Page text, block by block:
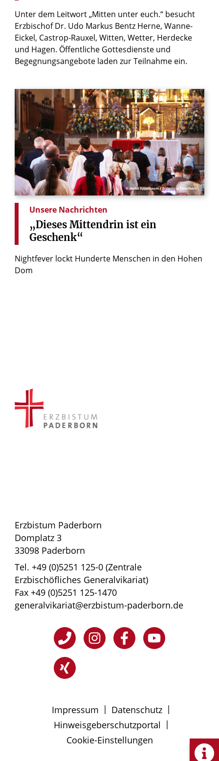
Unter dem Leitwort „Mitten unter euch.“ besucht
Erzbischof Dr. Udo Markus Bentz Herne, Wanne-
Eickel, Castrop-Rauxel, Witten, Wetter, Herdecke
und Hagen. Öffentliche Gottesdienste und
Begegnungsangebote laden zur Teilnahme ein.
© Heiko Appelbaum / Erzbistum Paderborn
Unsere Nachrichten
„Dieses Mittendrin ist ein
Geschenk“
Nightfever lockt Hunderte Menschen in den Hohen
Dom
Erzbistum Paderborn
Domplatz 3
33098 Paderborn
Tel. +49 (0)5251 125-0 (Zentrale
Erzbischöfliches Generalvikariat)
Fax +49 (0)5251 125-1470
generalvikariat@erzbistum-paderborn.de
Impressum | Datenschutz |
Hinweisgeberschutzportal |
Cookie-Einstellungen